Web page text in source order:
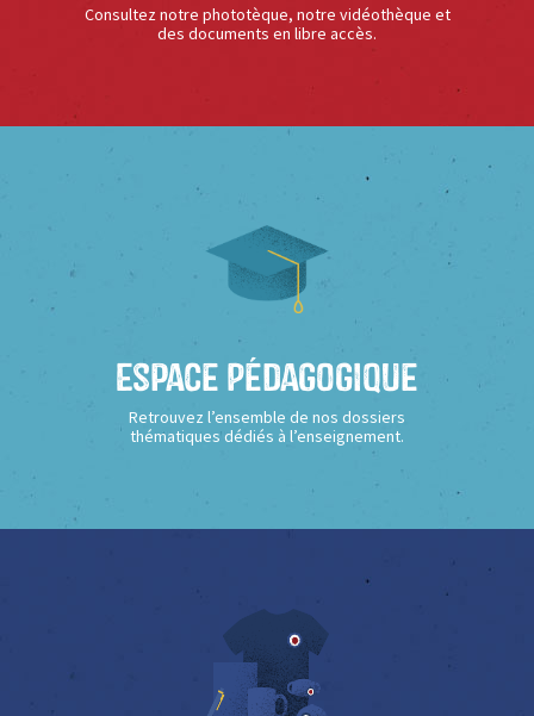
Consultez notre phototèque, notre vidéothèque et
des documents en libre accès.
Espace Pédagogique
Retrouvez l’ensemble de nos dossiers
thématiques dédiés à l’enseignement.